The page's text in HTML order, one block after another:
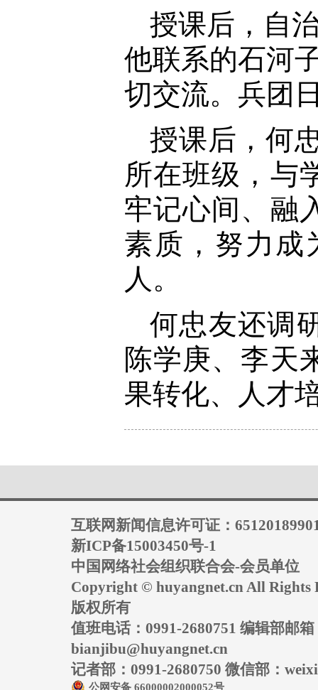
授课后，自
他联系的石河
切交流。兵团
授课后，何
所在班级，与
牢记心间、融
素质，努力成
人。
何忠友还调
陈学庚、李天
果转化、人才
互联网新闻信息许可证：
新ICP备15003450号-1
中国网络社会组织联合会-会员单位
Copyright © huyangnet.cn All Rights
版权所有
值班电话：0991-2680751 编辑部邮箱
bianjibu@huyangnet.cn
记者部：0991-2680750 微信部：
公网安备 66000002000052号